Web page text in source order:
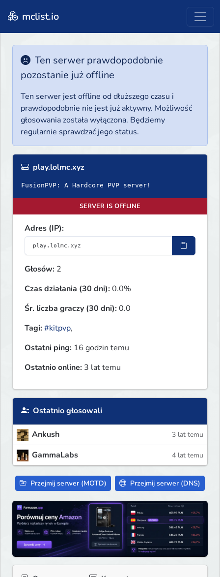
mclist.io
Ten serwer prawdopodobnie
pozostanie już offline
Ten serwer jest offline od dłuższego czasu i
prawdopodobnie nie jest już aktywny. Możliwość
głosowania została wyłączona. Będziemy
regularnie sprawdzać jego status.
play.lolmc.xyz
FusionPVP: A Hardcore PVP server!
SERVER IS OFFLINE
Adres (IP):
Głosów: 2
Czas działania (30 dni):0.0%
Śr. liczba graczy (30 dni):0.0
Tagi:#kitpvp,
Ostatni ping: 16 godzin temu
Ostatnio online: 3 lat temu
Ostatnio głosowali
Ankush 3 lat temu
GammaLabs 4 lat temu
Przejmij serwer (MOTD) Przejmij serwer (DNS)